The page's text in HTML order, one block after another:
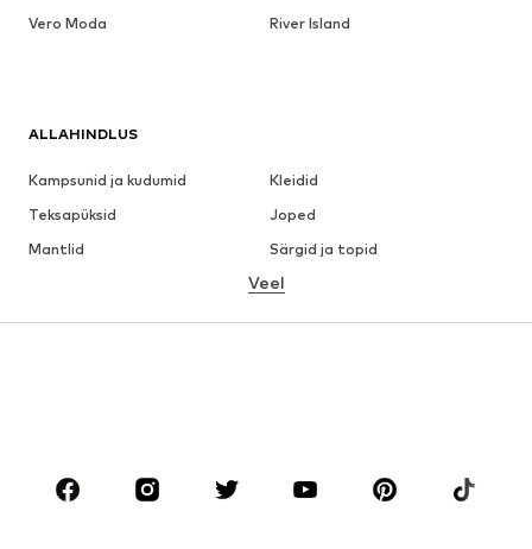
Vero Moda
River Island
ALLAHINDLUS
Kampsunid ja kudumid
Kleidid
Teksapüksid
Joped
Mantlid
Särgid ja topid
Pesu
Seelikud
Pluusid ja tuunikad
Aksessuaarid
Premium
Veel